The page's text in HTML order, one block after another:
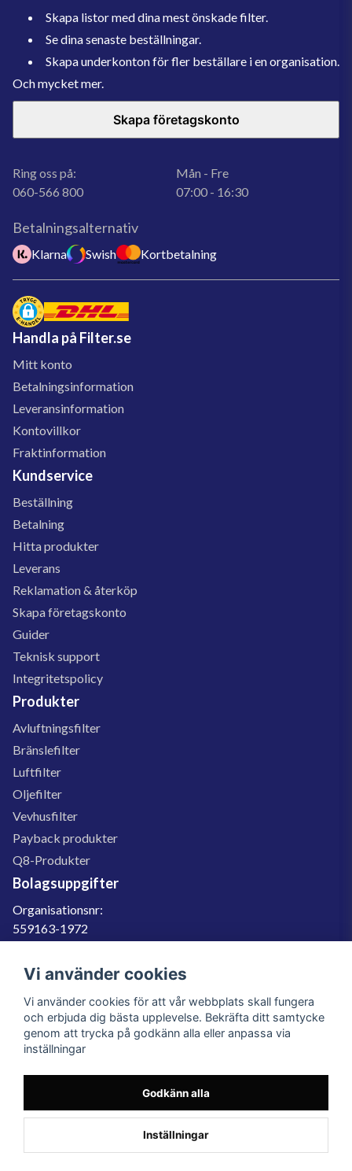
Skapa listor med dina mest önskade filter.
Se dina senaste beställningar.
Skapa underkonton för fler beställare i en organisation.
Och mycket mer.
Skapa företagskonto
Ring oss på:
060-566 800
Mån - Fre
07:00 - 16:30
Betalningsalternativ
Klarna Swish Kortbetalning
Handla på Filter.se
Mitt konto
Betalningsinformation
Leveransinformation
Kontovillkor
Fraktinformation
Kundservice
Beställning
Betalning
Hitta produkter
Leverans
Reklamation & återköp
Skapa företagskonto
Guider
Teknisk support
Integritetspolicy
Produkter
Avluftningsfilter
Bränslefilter
Luftfilter
Oljefilter
Vevhusfilter
Payback produkter
Q8-Produkter
Bolagsuppgifter
Organisationsnr:
559163-1972
SE559163197201
060-566 800
info@filter.se
559163-1972
© 2023 Filter.se, All rights reserved.
Vi använder cookies
Vi använder cookies för att vår webbplats skall fungera
och erbjuda dig bästa upplevelse. Bekräfta ditt samtycke
genom att trycka på godkänn alla eller anpassa via
inställningar
Godkänn alla
Inställningar